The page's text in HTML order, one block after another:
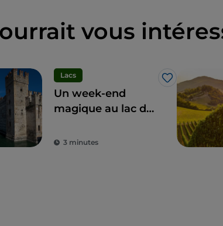
vous
Lacs
J’aime
Un week-end
magique au lac de
3 minutes